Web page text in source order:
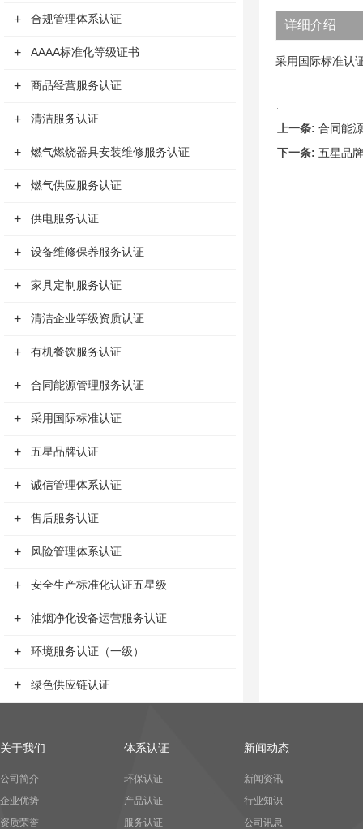
+ 合规管理体系认证
+ AAAA标准化等级证书
+ 商品经营服务认证
+ 清洁服务认证
+ 燃气燃烧器具安装维修服务认证
+ 燃气供应服务认证
+ 供电服务认证
+ 设备维修保养服务认证
+ 家具定制服务认证
+ 清洁企业等级资质认证
+ 有机餐饮服务认证
+ 合同能源管理服务认证
+ 采用国际标准认证
+ 五星品牌认证
+ 诚信管理体系认证
+ 售后服务认证
+ 风险管理体系认证
+ 安全生产标准化认证五星级
+ 油烟净化设备运营服务认证
+ 环境服务认证（一级）
+ 绿色供应链认证
详细介绍
采用国际标准认
上一条: 合同能
下一条: 五星品
关于我们
公司简介
企业优势
资质荣誉
体系认证
环保认证
产品认证
服务认证
新闻动态
新闻资讯
行业知识
公司讯息